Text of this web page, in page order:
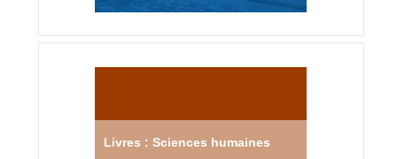
Livres : Sciences humaines